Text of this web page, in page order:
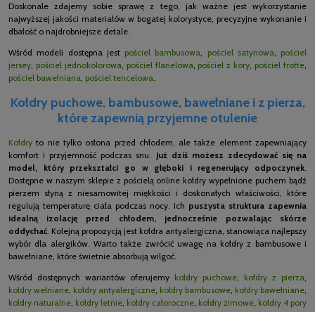
Doskonale zdajemy sobie sprawę z tego, jak ważne jest wykorzystanie
najwyższej jakości materiałów w bogatej kolorystyce, precyzyjne wykonanie i
dbałość o najdrobniejsze detale.
Wśród modeli dostępna jest pościel bambusowa, pościel satynowa, pościel
jersey, pościel jednokolorowa, pościel flanelowa, pościel z kory, pościel frotte,
pościel bawełniana, pościel tencelowa.
Kołdry puchowe, bambusowe, bawełniane i z pierza,
które zapewnią przyjemne otulenie
Kołdry to nie tylko osłona przed chłodem, ale także element zapewniający
komfort i przyjemność podczas snu. Już dziś możesz zdecydować się na
model, który przekształci go w głęboki i regenerujący odpoczynek.
Dostępne w naszym sklepie z pościelą online kołdry wypełnione puchem bądź
pierzem słyną z niesamowitej miękkości i doskonałych właściwości, które
regulują temperaturę ciała podczas nocy. Ich puszysta struktura zapewnia
idealną izolację przed chłodem, jednocześnie pozwalając skórze
oddychać. Kolejną propozycją jest kołdra antyalergiczna, stanowiąca najlepszy
wybór dla alergików. Warto także zwrócić uwagę na kołdry z bambusowe i
bawełniane, które świetnie absorbują wilgoć.
Wśród dostępnych wariantów oferujemy kołdry puchowe, kołdry z pierza,
kołdry wełniane, kołdry antyalergiczne, kołdry bambusowe, kołdry bawełniane,
kołdry naturalne, kołdry letnie, kołdry całoroczne, kołdry zimowe, kołdry 4 pory